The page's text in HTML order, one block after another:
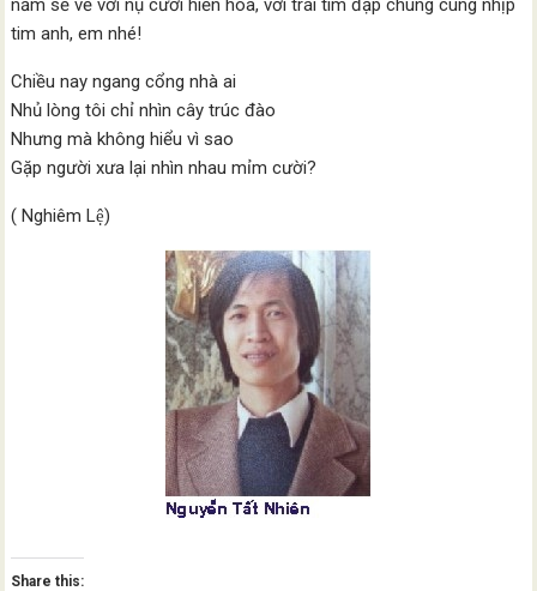
năm sẽ về với nụ cười hiền hòa, với trái tim đập chung cùng nhịp
tim anh, em nhé!
Chiều nay ngang cổng nhà ai
Nhủ lòng tôi chỉ nhìn cây trúc đào
Nhưng mà không hiểu vì sao
Gặp người xưa lại nhìn nhau mỉm cười?
( Nghiêm Lệ)
Share this: